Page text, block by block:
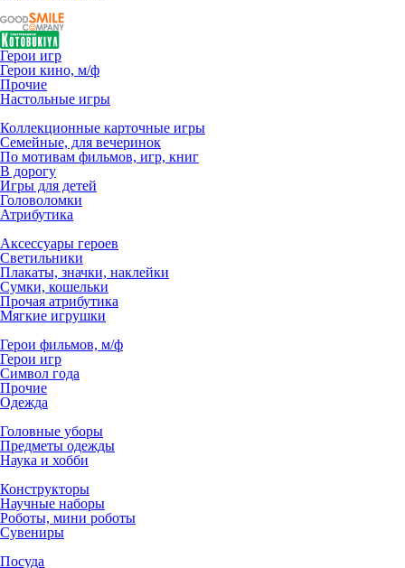
Герои игр
Герои кино, м/ф
Прочие
Настольные игры
Коллекционные карточные игры
Семейные, для вечеринок
По мотивам фильмов, игр, книг
В дорогу
Игры для детей
Головоломки
Атрибутика
Аксессуары героев
Светильники
Плакаты, значки, наклейки
Сумки, кошельки
Прочая атрибутика
Мягкие игрушки
Герои фильмов, м/ф
Герои игр
Символ года
Прочие
Одежда
Головные уборы
Предметы одежды
Наука и хобби
Конструкторы
Научные наборы
Роботы, мини роботы
Сувениры
Посуда